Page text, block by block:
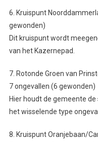
6. Kruispunt
gewonden)
Dit kruispunt wordt
van het Kazernepad.
7. Rotonde Groen van
7 ongevallen (6 gewonden)
Hier houdt de gemeente
het wisselende type
8. Kruispunt Oranjebaan/